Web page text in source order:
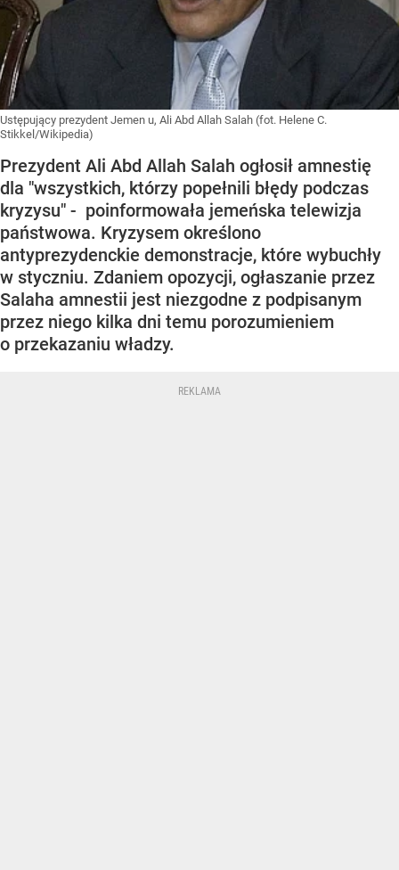
Ustępujący prezydent Jemen u, Ali Abd Allah Salah (fot. Helene C.
Stikkel/Wikipedia)
Prezydent Ali Abd Allah Salah ogłosił amnestię
dla "wszystkich, którzy popełnili błędy podczas
kryzysu" - poinformowała jemeńska telewizja
państwowa. Kryzysem określono
antyprezydenckie demonstracje, które wybuchły
w styczniu. Zdaniem opozycji, ogłaszanie przez
Salaha amnestii jest niezgodne z podpisanym
przez niego kilka dni temu porozumieniem
o przekazaniu władzy.